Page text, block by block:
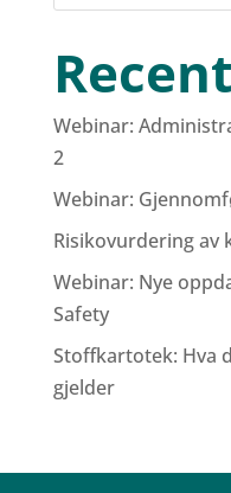
Webinar:
2
Webinar:
Risikovurdering av
Webinar: Nye
Safety
Stoffkartotek: Hva
gjelder